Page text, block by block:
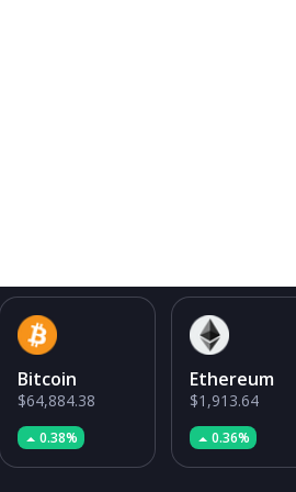
Bitcoin
$64,884.38
0.38%
Ethereum
$1,913.64
0.36%